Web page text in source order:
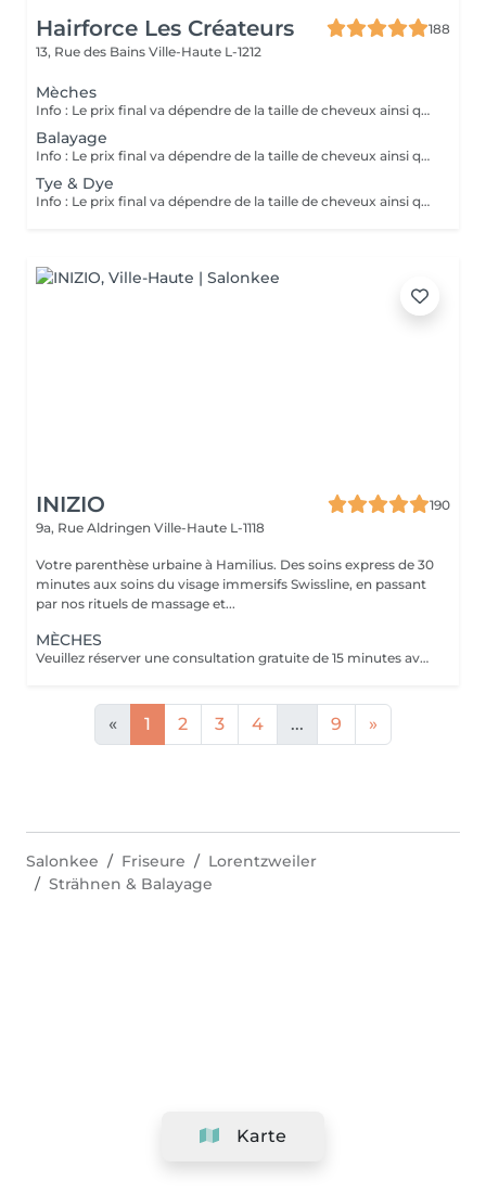
Hairforce Les Créateurs
188
13, Rue des Bains Ville-Haute L-1212
Mèches
Info : Le prix final va dépendre de la taille de cheveux ainsi que la quantité des produits finalement utilisés. Pour les étudiants -20% sur toutes les techniques.
Balayage
Info : Le prix final va dépendre de la taille de cheveux ainsi que la quantité des produits finalement utilisés. Pour les étudiants -20% sur toutes les techniques.
Tye & Dye
Info : Le prix final va dépendre de la taille de cheveux ainsi que la quantité des produits finalement utilisés. Pour les étudiants -20% sur toutes les techniques.
INIZIO
190
9a, Rue Aldringen Ville-Haute L-1118
Votre parenthèse urbaine à Hamilius. Des soins express de 30
minutes aux soins du visage immersifs Swissline, en passant
par nos rituels de massage et...
MÈCHES
Veuillez réserver une consultation gratuite de 15 minutes avant votre rendez-vous afin de discuter de vos objectifs capillaires et de garantir les meilleurs résultats. Cette technique consiste à appliquer des papiers d’aluminium sur l’ensemble de la chevelure — à l’avant, à l’arrière, en dessous et sur les côtés. Elle crée un effet global beaucoup plus clair et constitue l’option privilégiée par les clientes souhaitant un résultat blond spectaculaire. Remarque : ce service comprend le shampooing et le brushing. Si vous souhaitez une coupe de cheveux pour parfaire votre look, veuillez sélectionner séparément l’option « Coupe femme (en complément d’une coloration ou de mèches) » dans notre menu de services.
« 1 2 3 4 ... 9 »
Karte
Salonkee Friseure
Lorentzweiler
Strähnen & Balayage